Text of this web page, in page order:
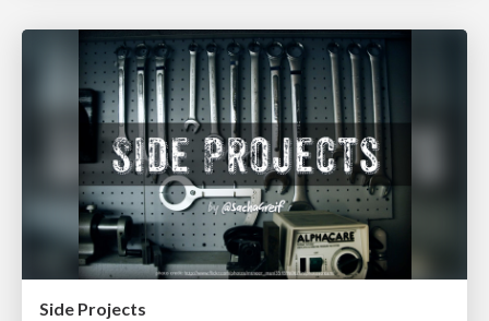
Side Projects